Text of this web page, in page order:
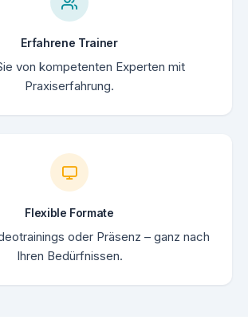
Erfahrene Trainer
von kompetenten Experten mit
Praxiserfahrung.
Flexible Formate
oder Präsenz – ganz nach
Ihren Bedürfnissen.